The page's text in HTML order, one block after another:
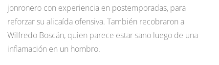
jonronero con experiencia en postemporadas, para
reforzar su alicaída ofensiva. También recobraron a
Wilfredo Boscán, quien parece estar sano luego de una
inflamación en un hombro.